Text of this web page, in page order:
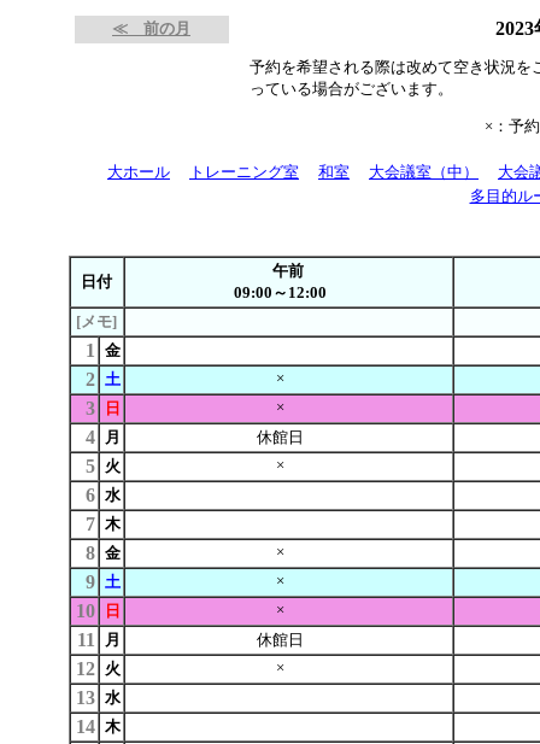
≪ 前の月
予約を希望される際は改めて空き状況
っている場合がございます。
×：予
大ホール トレーニング室 和室 大会議室（中）
大会
多目的ル
日付
午前
09:00～12:00
[メモ]
1 金
2 土 ×
3 日 ×
4 月 休館日
5 火 ×
6 水
7 木
8 金 ×
9 土 ×
10 日 ×
11 月 休館日
12 火 ×
13 水
14 木